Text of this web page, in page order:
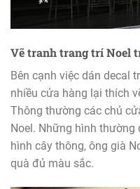
Vẽ tranh trang trí Noel
Bên cạnh việc dán decal
nhiều cửa hàng lại thích
Thông thường các chủ
Noel. Những hình thường
hình cây thông, ông già
quà đủ màu sắc.